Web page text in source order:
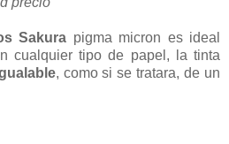
Sakura pigma micron es ideal
cualquier tipo de papel, la tinta
, como si se tratara, de un